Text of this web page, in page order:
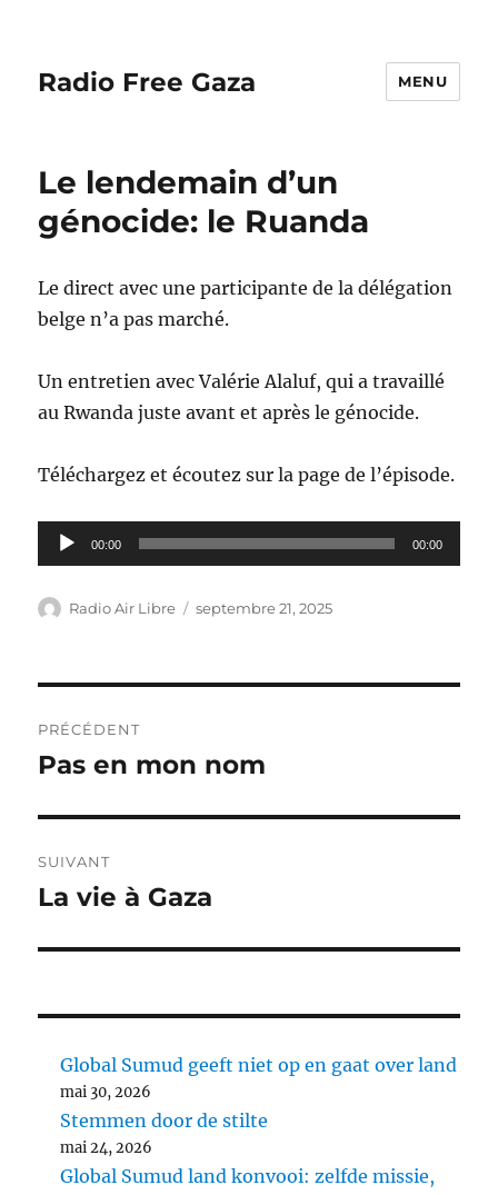
Radio Free Gaza MENU
Le lendemain d’un
génocide: le Ruanda
Le direct avec une participante de la délégation
belge n’a pas marché.
Un entretien avec Valérie Alaluf, qui a travaillé
au Rwanda juste avant et après le génocide.
Téléchargez et écoutez sur la page de l’épisode.
Lecteur
audio
00:00 00:00
Auteur
Radio Air Libre
Publié
septembre 21, 2025
de
PRÉCÉDENT
Article
Pas en mon nom
SUIVANT
Article
La vie à Gaza
Global Sumud geeft niet op en gaat over land
mai 30, 2026
Stemmen door de stilte
mai 24, 2026
Global Sumud land konvooi: zelfde missie,